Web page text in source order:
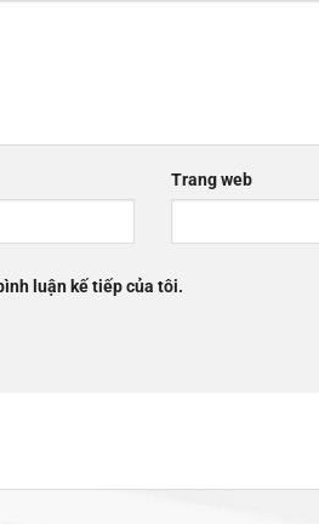
Trang web
luận kế tiếp của tôi.